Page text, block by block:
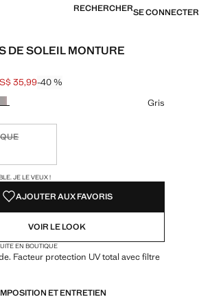
RECHERCHERSE CONNECTER
DE SOLEIL MONTURE
[US$ 59,99 ]
35,99 ]
35,99-40 %
couleur
Gris
Je le veux !
!
JE LE VEUX !
AJOUTER AUX FAVORIS
VOIR LE LOOK
EN BOUTIQUE
Facteur protection UV total avec filtre
ET ENTRETIEN